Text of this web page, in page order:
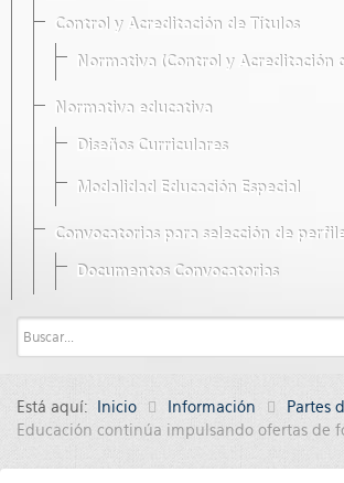
Control y Acreditación de Títulos
Normativa (Control y Acreditación
Normativa educativa
Diseños Curriculares
Modalidad Educación Especial
Convocatorias para selección de
Documentos Convocatorias
Está aquí: Inicio Información
Partes
Educación continúa impulsando ofertas de